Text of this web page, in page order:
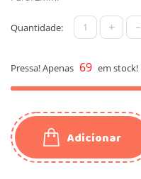
Quantidade: + -
Pressa! Apenas 69 em stock!
Adicionar